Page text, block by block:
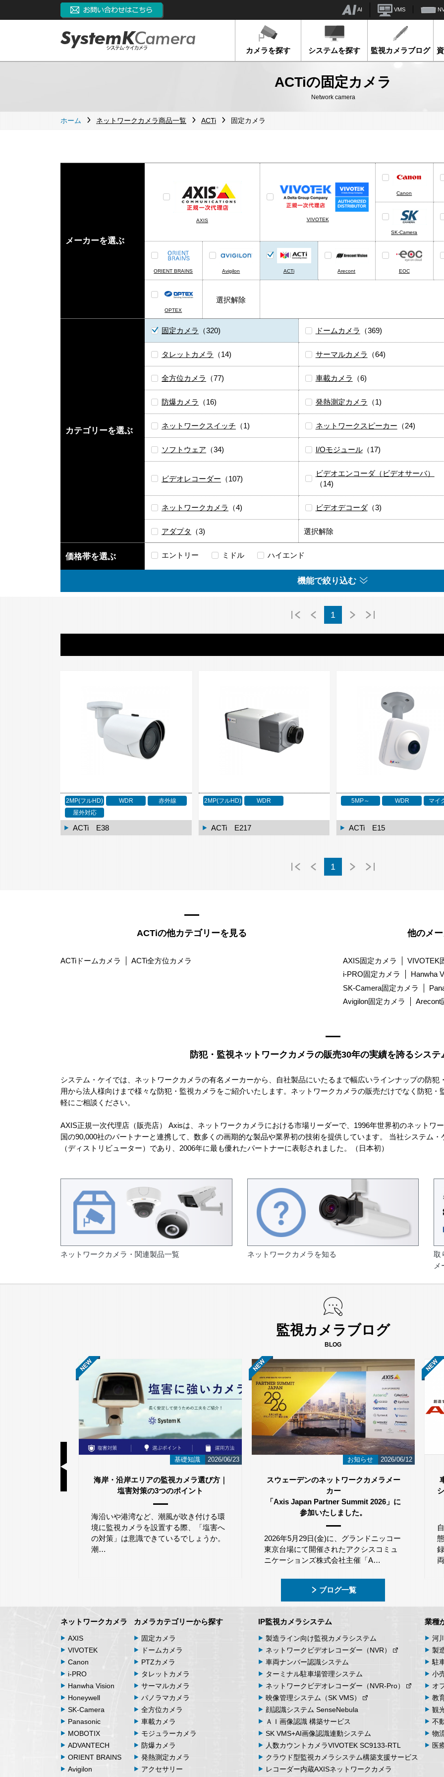
AI VMS
カメラを探す システムを探す 監視カメラブログ
ACTiの固定カメラ
Network camera
ホーム ネットワークカメラ商品一覧 ACTi 固定カメラ
メーカーを選ぶ
AXIS VIVOTEK
Canon
SK-Camera
ORIENT BRAINS Avigilon ACTi Arecont EOC
OPTEX
選択解除
カテゴリーを選ぶ
固定カメラ （320) ドームカメラ （369)
タレットカメラ （14) サーマルカメラ （64)
全方位カメラ （77) 車載カメラ （6)
防爆カメラ （16) 発熱測定カメラ （1)
ネットワークスイッチ （1) ネットワークスピーカー （24)
ソフトウェア （34) I/Oモジュール（17)
ビデオレコーダー （107)
ビデオエンコーダ（ビデオサーバ）
（14)
ネットワークカメラ （4) ビデオデコーダ（3)
アダプタ （3) 選択解除
価格帯を選ぶ エントリー ミドル ハイエンド
機能で絞り込む
1
2MP(フルHD) WDR
赤外線
屋外対応
ACTi E38
2MP(フルHD) WDR
ACTi E217
5MP～ WDR マイ
ACTi E15
1
ACTiの他カテゴリーを見る
ACTiドームカメラ ACTi全方位カメラ
他のメ
AXIS固定カメラ
VIVOTEK
i-PRO固定カメラ
Hanwha
SK-Camera固定カメラ
Avigilon固定カメラ
Arecont
防犯・監視ネットワークカメラの販売30年の実績を誇るシステ
システム・ケイでは、ネットワークカメラの有名メーカーから、自社製品にいたるまで幅広いラインナップの防
用から法人様向けまで様々な防犯・監視カメラをご紹介いたします。ネットワークカメラの販売だけでなく防犯
軽にご相談ください。
AXIS正規一次代理店（販売店） Axisは、ネットワークカメラにおける市場リーダーで、1996年世界初のネットワ
国の90,000社のパートナーと連携して、数多くの画期的な製品や業界初の技術を提供しています。 当社システム
（ディストリビューター）であり、2006年に最も優れたパートナーに表彰されました。（日本初）
ネットワークカメラ・関連製品一覧 ネットワークカメラを知る
取
監視カメラブログ
BLOG
導入事例 2026/07/01
粉体表面の凹
ム【製造・食
】
客様におすす
場 ✓ 粉体、粒
…
基礎知識 2026/06/23
海岸・沿岸エリアの監視カメラ選び方｜
塩害対策の3つのポイント
海沿いや港湾など、潮風が吹き付ける環
境に監視カメラを設置する際、「塩害へ
の対策」は意識できているでしょうか。
潮…
お知らせ 2026/06/12
スウェーデンのネットワークカメラメー
カー
「Axis Japan Partner Summit 2026」に
参加いたしました。
2026年5月29日(金)に、グランドニッコー
東京台場にて開催されたアクシスコミュ
ニケーションズ株式会社主催「A…
ブログ一覧
ネットワークカメラ
AXIS
VIVOTEK
Canon
i-PRO
Hanwha Vision
Honeywell
SK-Camera
Panasonic
MOBOTIX
ADVANTECH
ORIENT BRAINS
Avigilon
カメラカテゴリーから探す
固定カメラ
ドームカメラ
PTZカメラ
タレットカメラ
サーマルカメラ
パノラマカメラ
全方位カメラ
車載カメラ
モジュラーカメラ
防爆カメラ
発熱測定カメラ
アクセサリー
IP監視カメラシステム
製造ライン向け監視カメラシステム
ネットワーク ビデオレコーダー （NVR）
車両ナンバー認識システム
ターミナル駐車場管理システム
ネットワーク ビデオレコーダー （NVR-Pro）
映像管理システム （SK VMS）
顔認識システム SenseNebula
ＡＩ画像認識 構築サービス
SK VMS+AI画像認識連動システム
人数カウント カメラVIVOTEK SC9133-RTL
クラウド型監視カメラシステム構築支援サービス
レコーダー内蔵AXISネットワークカメラ
業種
河
製
駐
小
オ
教
観
不
物
医